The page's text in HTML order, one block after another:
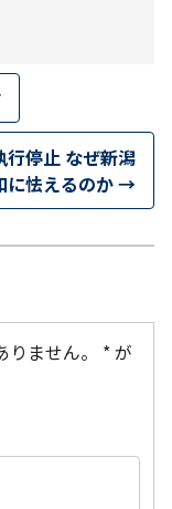
行停止 なぜ新潟
に怯えるのか→
ません。
*が